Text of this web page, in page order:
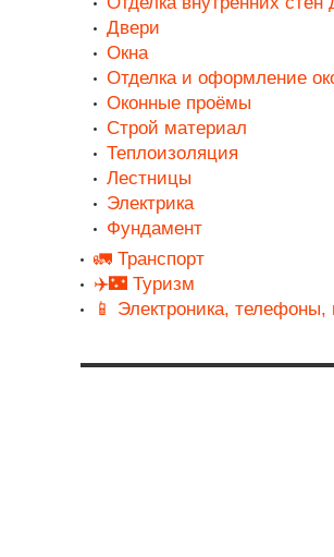
Двери
Окна
Отделка и оформление
Оконные проёмы
Строй материал
Теплоизоляция
Лестницы
Электрика
Фундамент
🚛 Транспорт
✈️🌃 Туризм
📱 Электроника, телефоны,